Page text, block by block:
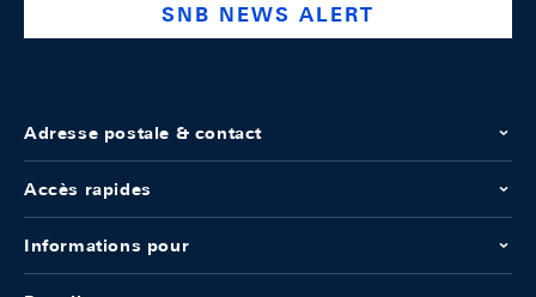
SNB NEWS ALERT
Adresse postale & contact
Accès rapides
Informations pour